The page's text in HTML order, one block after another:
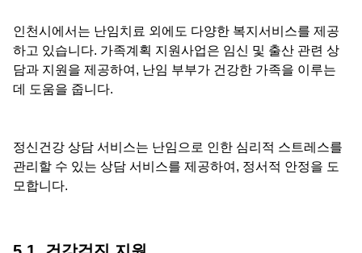
인천시에서는 난임치료 외에도 다양한 복지서비스를 제공
하고 있습니다. 가족계획 지원사업은 임신 및 출산 관련 상
담과 지원을 제공하여, 난임 부부가 건강한 가족을 이루는
데 도움을 줍니다.
정신건강 상담 서비스는 난임으로 인한 심리적 스트레스를
관리할 수 있는 상담 서비스를 제공하여, 정서적 안정을 도
모합니다.